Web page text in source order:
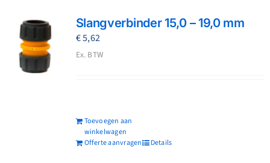
Slangverbinder 15,0 – 19,0 mm
€5,62
Ex. BTW
Toevoegen aan
winkelwagen
Offerte aanvragen
Details